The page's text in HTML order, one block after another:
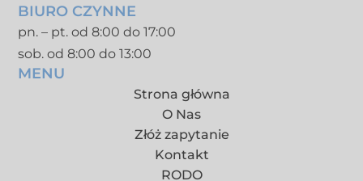
BIURO CZYNNE
pn. – pt. od 8:00 do 17:00
sob. od 8:00 do 13:00
MENU
Strona główna
O Nas
Złóż zapytanie
Kontakt
RODO